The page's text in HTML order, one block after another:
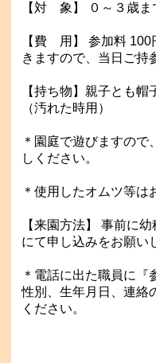
【対 象】 ０～３歳ま
【費 用】 参加料 100
きますので、当日ご持
【持ち物】親子とも
（汚れた時用）
＊園庭で遊びますので
しください。
＊使用したオムツ等は
【来園方法】 事前に
にて申し込みをお
＊電話に出た職員に『
性別、生年月日、連絡
ください。